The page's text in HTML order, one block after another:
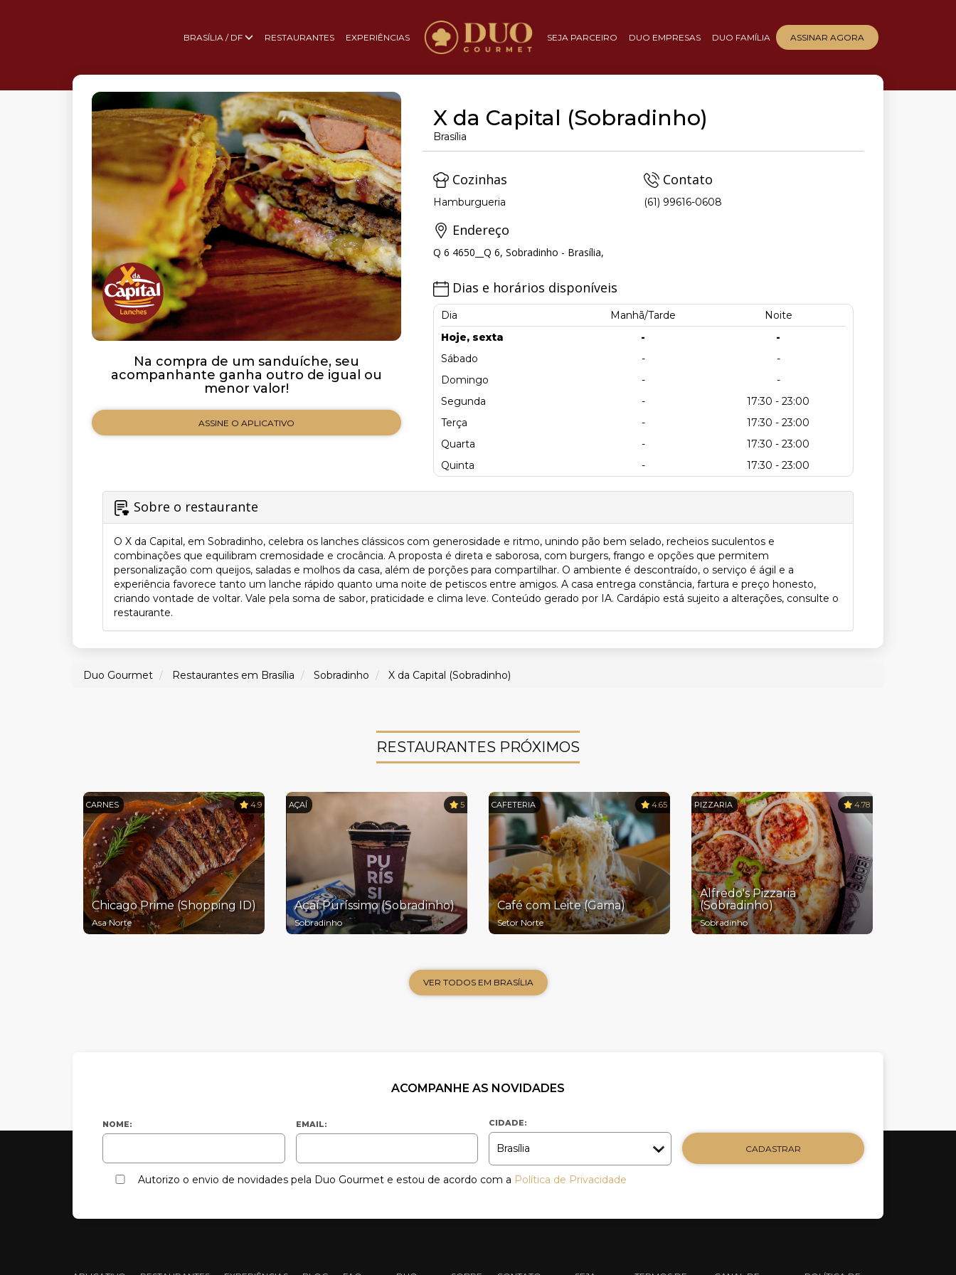
BRASÍLIA / DF RESTAURANTES EXPERIÊNCIAS SEJA PARCEIRO DUO EMPRESAS DUO FAMÍLIA ASSINAR AGORA
Na compra de um sanduíche, seu
acompanhante ganha outro de igual ou
menor valor!
ASSINE O APLICATIVO
X da Capital (Sobradinho)
Brasília
Cozinhas
Hamburgueria
Contato
(61) 99616-0608
Endereço
Q 6 4650__Q 6, Sobradinho - Brasília,
Dias e horários disponíveis
Dia Manhã/Tarde
Noite
Hoje, sexta
-
-
Sábado
-
-
Domingo
-
-
Segunda
-
17:30 - 23:00
Terça
-
17:30 - 23:00
Quarta
-
17:30 - 23:00
Quinta
- 17:30 - 23:00
Sobre o restaurante
O X da Capital, em Sobradinho, celebra os lanches clássicos com generosidade e ritmo, unindo pão bem selado, recheios suculentos e
combinações que equilibram cremosidade e crocância. A proposta é direta e saborosa, com burgers, frango e opções que permitem
personalização com queijos, saladas e molhos da casa, além de porções para compartilhar. O ambiente é descontraído, o serviço é ágil e a
experiência favorece tanto um lanche rápido quanto uma noite de petiscos entre amigos. A casa entrega constância, fartura e preço honesto,
criando vontade de voltar. Vale pela soma de sabor, praticidade e clima leve. Conteúdo gerado por IA. Cardápio está sujeito a alterações, consulte o
restaurante.
Duo Gourmet Restaurantes em Brasília Sobradinho X da Capital (Sobradinho)
RESTAURANTES PRÓXIMOS
CARNES 4.9
Chicago Prime (Shopping ID)
Asa Norte
AÇAÍ 5
Açaí Puríssimo (Sobradinho)
Sobradinho
CAFETERIA 4.65
Café com Leite (Gama)
Setor Norte
PIZZARIA 4.78
Alfredo's Pizzaria
(Sobradinho)
Sobradinho
VER TODOS EM BRASÍLIA
ACOMPANHE AS NOVIDADES
NOME: EMAIL: CIDADE:
CADASTRAR
Autorizo o envio de novidades pela Duo Gourmet e estou de acordo com a Política de Privacidade